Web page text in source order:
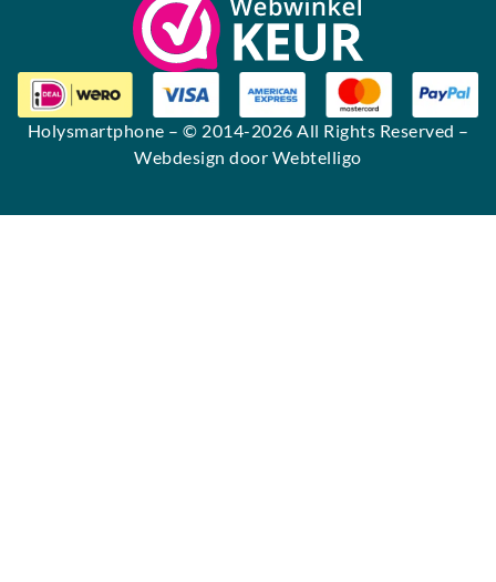
Holysmartphone – © 2014-2026 All Rights Reserved –
Webdesign door Webtelligo